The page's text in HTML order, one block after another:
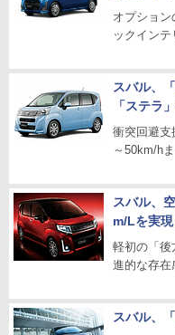
オプション
ックイン
スバル、
「ステラ
衝突回避支
～50km/h
スバル、
m/Lを実現
軽初の「後
進的な存在
スバル、